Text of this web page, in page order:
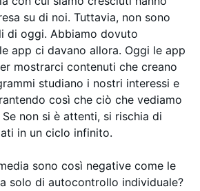
su di noi. Tuttavia, non sono
di oggi. Abbiamo dovuto
app ci davano allora. Oggi le app
mostrarci contenuti che creano
studiano i nostri interessi e
così che ciò che vediamo
non si è attenti, si rischia di
in un ciclo infinito.
sono così negative come le
solo di autocontrollo individuale?